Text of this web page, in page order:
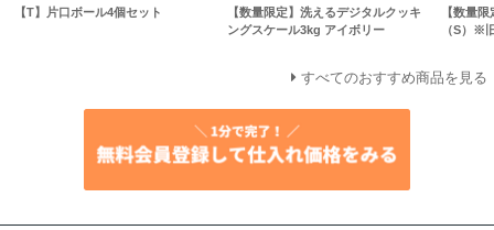
【T】片口ボール4個セット
【数量限定】洗えるデジタルクッキ
ングスケール3kg アイボリー
【数量
（S）※
すべてのおすすめ商品を見る